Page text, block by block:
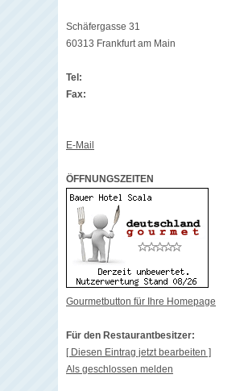
Schäfergasse 31
60313 Frankfurt am Main
Tel:
Fax:
E-Mail
ÖFFNUNGSZEITEN
Gourmetbutton für Ihre Homepage
Für den Restaurantbesitzer:
[ Diesen Eintrag jetzt bearbeiten ]
Als geschlossen melden